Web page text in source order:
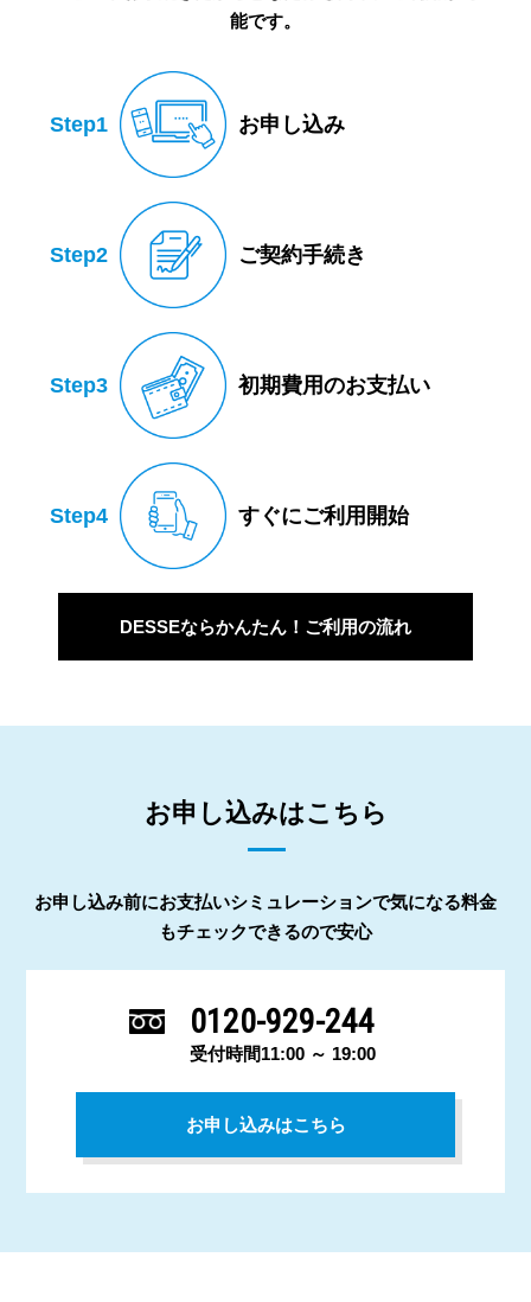
能です。
Step1 お申し込み
Step2 ご契約手続き
Step3 初期費用のお支払い
Step4 すぐにご利用開始
DESSEならかんたん！ご利用の流れ
お申し込みはこちら
お申し込み前にお支払いシミュレーションで気になる料金
もチェックできるので安心
0120-929-244
受付時間11:00 ～ 19:00
お申し込みはこちら